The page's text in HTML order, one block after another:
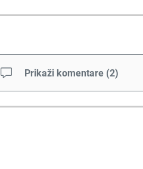
Prikaži komentare (2)